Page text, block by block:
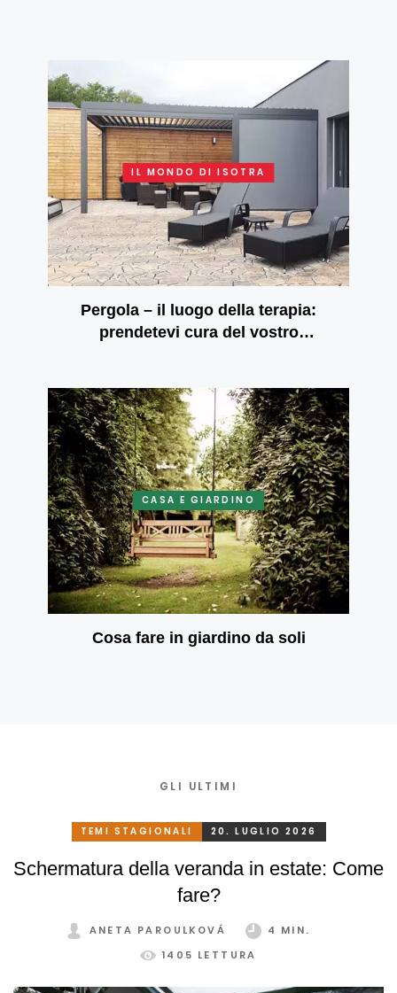
IL MONDO DI ISOTRA
Pergola – il luogo della terapia:
prendetevi cura del vostro
CASA E GIARDINO
Cosa fare in giardino da soli
GLI ULTIMI
TEMI STAGIONALI 20. LUGLIO 2026
Schermatura della veranda in estate: Come
fare?
ANETA PAROULKOVÁ
4 MIN.
1405 LETTURA